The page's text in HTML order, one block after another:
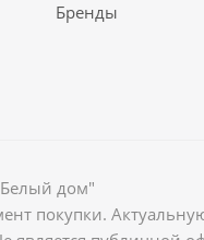
Бренды
дом"
покупки.